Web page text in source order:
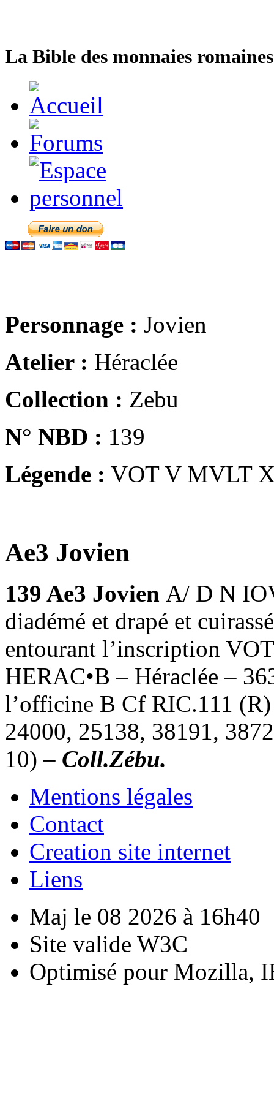
La Bible des monnaies
Personnage : Jovien
Atelier : Héraclée
Collection : Zebu
N° NBD : 139
Légende : VOT V MVLT
Ae3 Jovien
139 Ae3 Jovien A/ D N
diadémé et drapé et
entourant l’inscription
HERAC•B – Héraclée –
l’officine B Cf RIC.111
24000, 25138, 38191,
10) – Coll.Zébu.
Mentions légales
Contact
Creation site internet
Liens
Maj le 08 2026 à 16h40
Site valide W3C
Optimisé pour Mozilla,